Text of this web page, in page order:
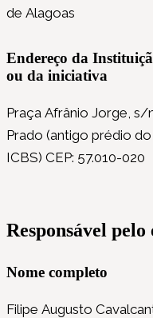
de Alagoas
Endereço da
ou da iniciativa
Praça Afrânio Jorge, s/
Prado (antigo prédio do
ICBS) CEP: 57.010-020
Responsável pelo
Nome completo
Filipe Augusto